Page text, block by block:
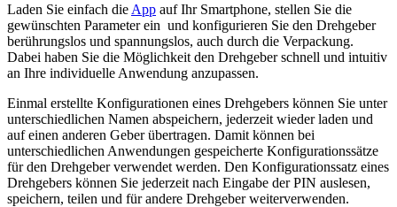
Laden Sie einfach die App auf Ihr Smartphone, stellen Sie die
gewünschten Parameter ein und konfigurieren Sie den Drehgeber
berührungslos und spannungslos, auch durch die Verpackung.
Dabei haben Sie die Möglichkeit den Drehgeber schnell und intuitiv
an Ihre individuelle Anwendung anzupassen.
Einmal erstellte Konfigurationen eines Drehgebers können Sie unter
unterschiedlichen Namen abspeichern, jederzeit wieder laden und
auf einen anderen Geber übertragen. Damit können bei
unterschiedlichen Anwendungen gespeicherte Konfigurationssätze
für den Drehgeber verwendet werden. Den Konfigurationssatz eines
Drehgebers können Sie jederzeit nach Eingabe der PIN auslesen,
speichern, teilen und für andere Drehgeber weiterverwenden.